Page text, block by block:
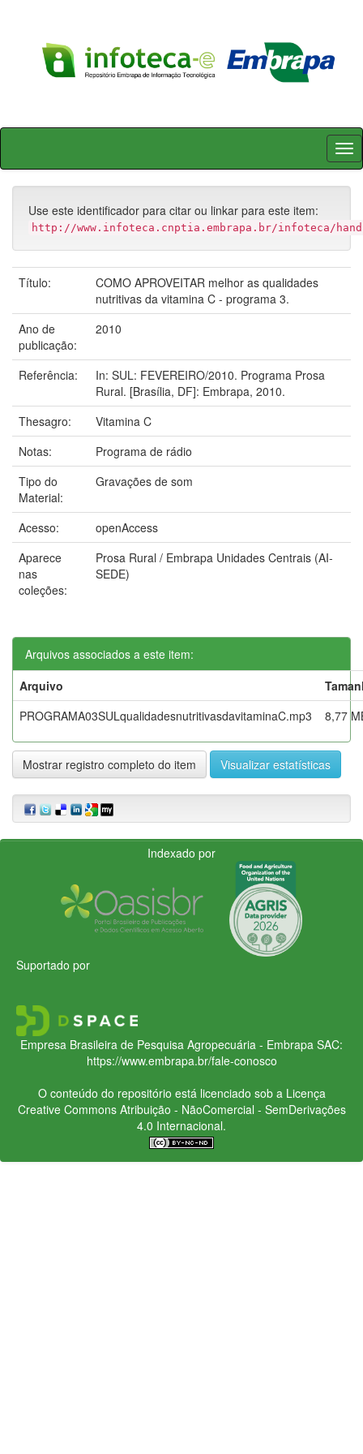
Skip
Use este identificador para citar ou linkar para este item:
http://www.infoteca.cnptia.embrapa.br/infoteca/
Título:
COMO APROVEITAR melhor as qualidades
nutritivas da vitamina C - programa 3.
Ano de
publicação:
2010
Referência:
In: SUL: FEVEREIRO/2010. Programa Prosa
Rural. [Brasília, DF]: Embrapa, 2010.
Thesagro:
Vitamina C
Notas:
Programa de rádio
Tipo do
Material:
Gravações de som
Acesso:
openAccess
Aparece
nas
coleções:
Prosa Rural / Embrapa Unidades Centrais (AI-
SEDE)
Arquivos associados a este item:
Arquivo
PROGRAMA03SULqualidadesnutritivasdavitaminaC.mp3
8,77
Mostrar registro completo do item Visualizar estatísticas
Indexado por
Suportado por
Empresa Brasileira de Pesquisa Agropecuária - Embrapa SAC:
https://www.embrapa.br/fale-conosco
O conteúdo do repositório está licenciado sob a Licença
Creative CommonsAtribuição - NãoComercial - SemDerivações
4.0 Internacional.